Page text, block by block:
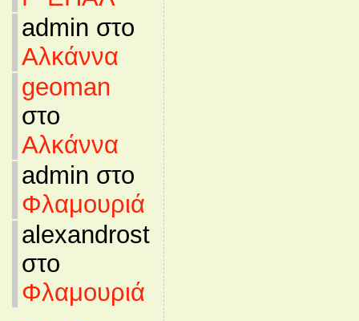
admin στο
Αλκάννα
geoman
στο
Αλκάννα
admin στο
Φλαμουριά
alexandrost
στο
Φλαμουριά